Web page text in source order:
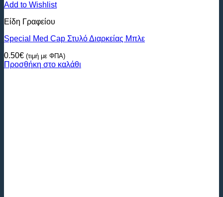
Add to Wishlist
Είδη Γραφείου
Special Med Cap Στυλό Διαρκείας Mπλε
0.50€ (τιμή με ΦΠΑ)
Προσθήκη στο καλάθι